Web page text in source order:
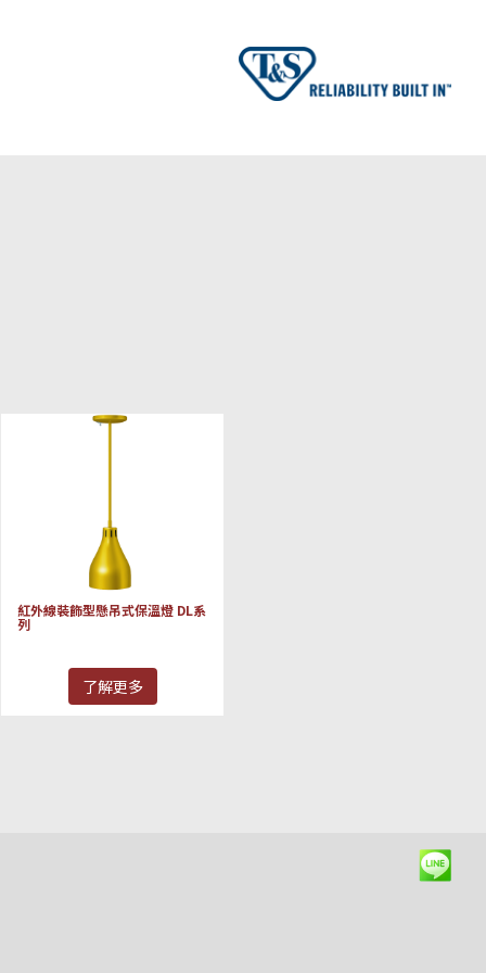
紅外線裝飾型懸吊式保溫燈 DL系
列
了解更多